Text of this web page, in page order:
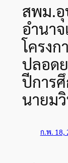
สพม.อุ
อำนา
โครง
ปลอด
ปีการศึ
นายม
ก.พ. 18,